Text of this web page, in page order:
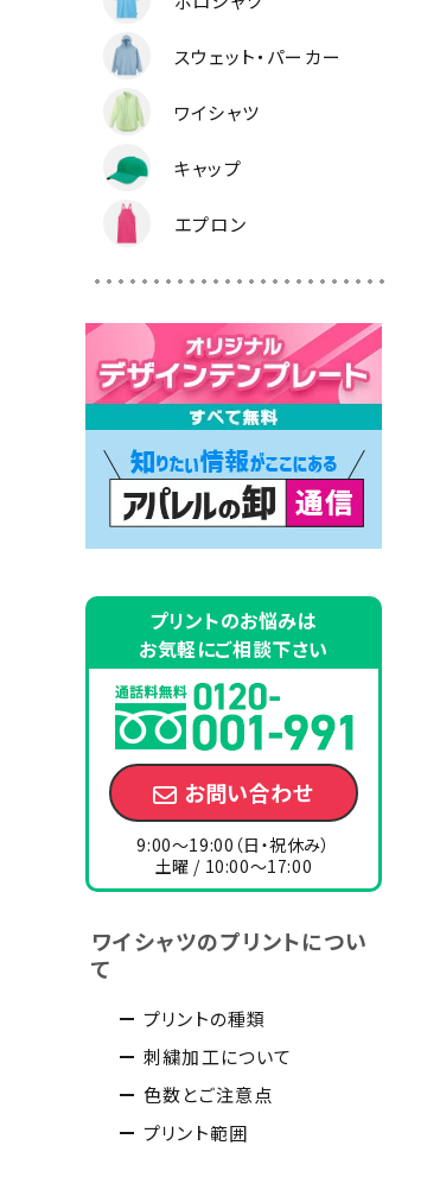
スウェット・パーカー
ワイシャツ
キャップ
エプロン
プリントのお悩みは
お気軽にご相談下さい
お問い合わせ
9:00～19:00（日・祝休み）
土曜 / 10:00～17:00
ワイシャツのプリントについ
て
プリントの種類
刺繍加工について
色数とご注意点
プリント範囲